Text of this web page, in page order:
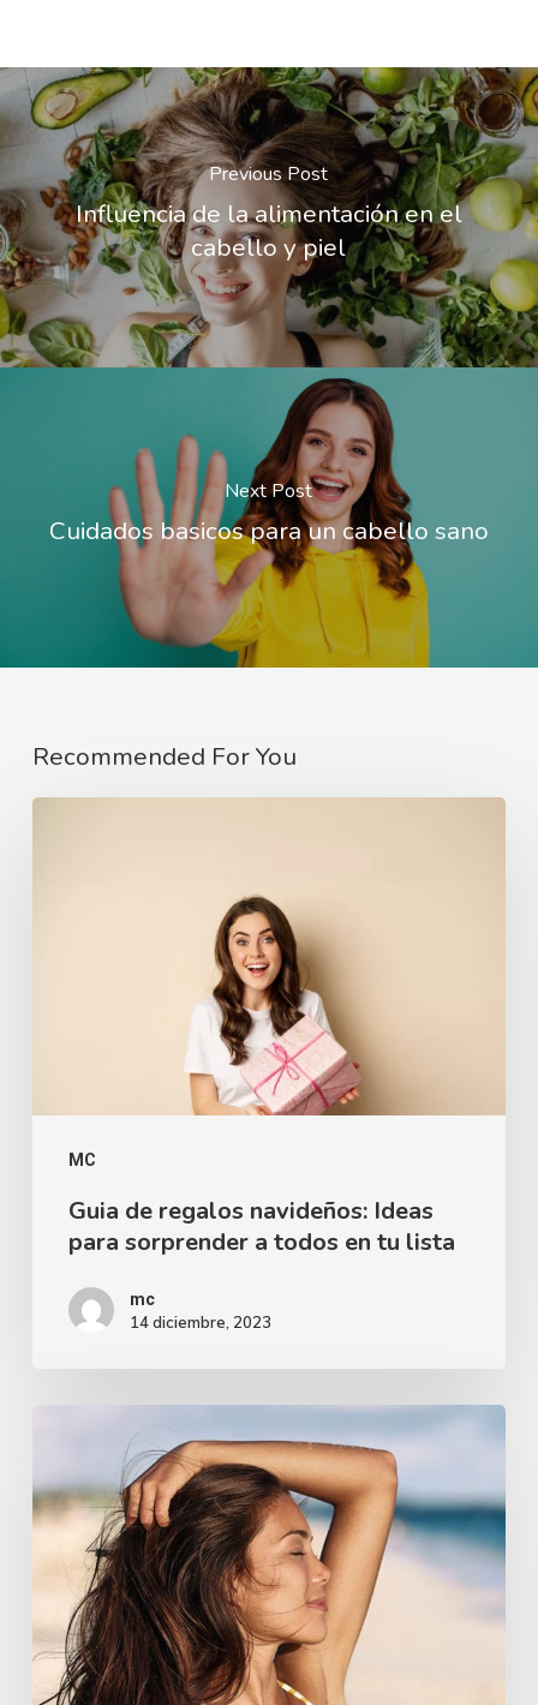
Previous Post
Influencia de la alimentación en el
cabello y piel
Next Post
Cuidados basicos para un cabello sano
Recommended For You
MC
Guia de regalos navideños: Ideas
para sorprender a todos en tu lista
mc
14 diciembre, 2023